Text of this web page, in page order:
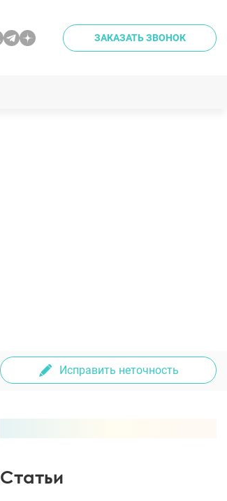
ЗАКАЗАТЬ ЗВОНОК
Исправить неточность
Статьи